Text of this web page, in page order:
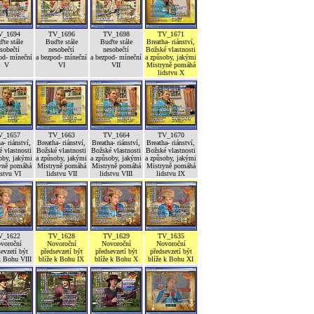
stále
míneční
V
TV_1696
Buďte stále
nesobečtí
a bezpod- míneční
VI
TV_1698
Buďte stále
nesobečtí
a bezpod- míneční
VII
TV_1671
Breatha- riánství,
Božské vlastnosti
a způsoby, jakými
Mistryně pomáhá
lidstvu X
riánství,
vlastnosti
jakými
pomáhá
VI
TV_1663
Breatha- riánství,
Božské vlastnosti
a způsoby, jakými
Mistryně pomáhá
lidstvu VII
TV_1664
Breatha- riánství,
Božské vlastnosti
a způsoby, jakými
Mistryně pomáhá
lidstvu VIII
TV_1670
Breatha- riánství,
Božské vlastnosti
a způsoby, jakými
Mistryně pomáhá
lidstvu IX
být
Bohu VIII
TV_1628
Novoroční
předsevzetí být
blíže k Bohu IX
TV_1629
Novoroční
předsevzetí být
blíže k Bohu X
TV_1635
Novoroční
předsevzetí být
blíže k Bohu XI